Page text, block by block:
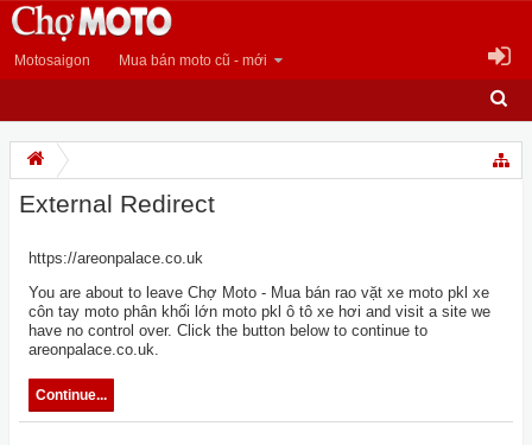
Motosaigon Mua bán moto cũ - mới
External Redirect
https://areonpalace.co.uk
You are about to leave Chợ Moto - Mua bán rao vặt xe moto pkl xe
côn tay moto phân khối lớn moto pkl ô tô xe hơi and visit a site we
have no control over. Click the button below to continue to
areonpalace.co.uk.
Continue...